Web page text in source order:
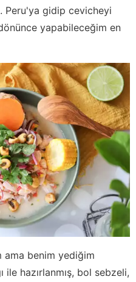
Peru'ya gidip cevicheyi
yapabileceğim en
ama benim yediğim
hazırlanmış, bol sebzeli,